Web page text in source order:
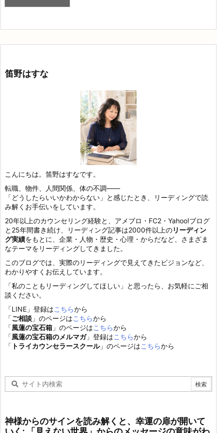
笛野はすな
こんにちは。笛野はすなです。
転職、物件、人間関係、体の不調——
「どうしたらいいかわからない」と感じたとき、リーディングで読
み解くお手伝いをしています。
20年以上のカウンセリング経験と、アメブロ・FC2・Yahoo!ブログ
と25年間書き続け、リーディング記事は2000件以上のリーディン
グ実績をもとに、企業・人物・歴史・心理・からだなど、さまざま
なテーマをリーディングしてきました。
このブログでは、実際のリーディングで見えてきたビジョンなど、
わかりやすくお伝えしています。
「私のこともリーディングしてほしい」と思ったら、お気軽にご相
談ください。
「LINE」登録はこちらから
「ご相談 」のページはこちらから
「風蓮の宝石箱 」のページはこちらから
「風蓮の宝石箱のメルマガ」登録はこちらから
「 トライカウンセラースクール」のページはこちらから
神様からのサインを読み解くと、幸運の扉が開いて